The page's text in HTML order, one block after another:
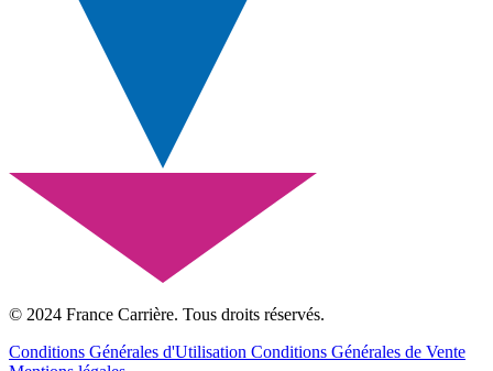
© 2024 France Carrière. Tous droits réservés.
Conditions Générales d'Utilisation Conditions Générales de Vente